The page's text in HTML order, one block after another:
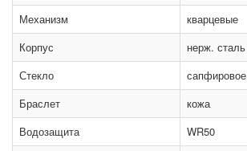
Механизм
кварцевые
Корпус
нерж. сталь
Стекло
сапфировое
Браслет
кожа
Водозащита
WR50